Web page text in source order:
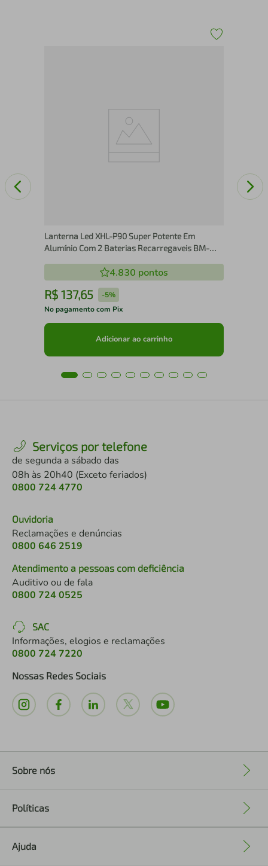
Lanterna Led XHL-P90 Super Potente Em
Alumínio Com 2 Baterias Recarregaveis BM-
4.830 pontos
R$ 137,65 -5%
No pagamento com Pix
Adicionar ao carrinho
Serviços por telefone
de segunda a sábado das
08h às 20h40 (Exceto feriados)
0800 724 4770
Ouvidoria
Reclamações e denúncias
0800 646 2519
Atendimento a pessoas com deficiência
Auditivo ou de fala
0800 724 0525
SAC
Informações, elogios e reclamações
0800 724 7220
Nossas Redes Sociais
Sobre nós
Políticas
Ajuda